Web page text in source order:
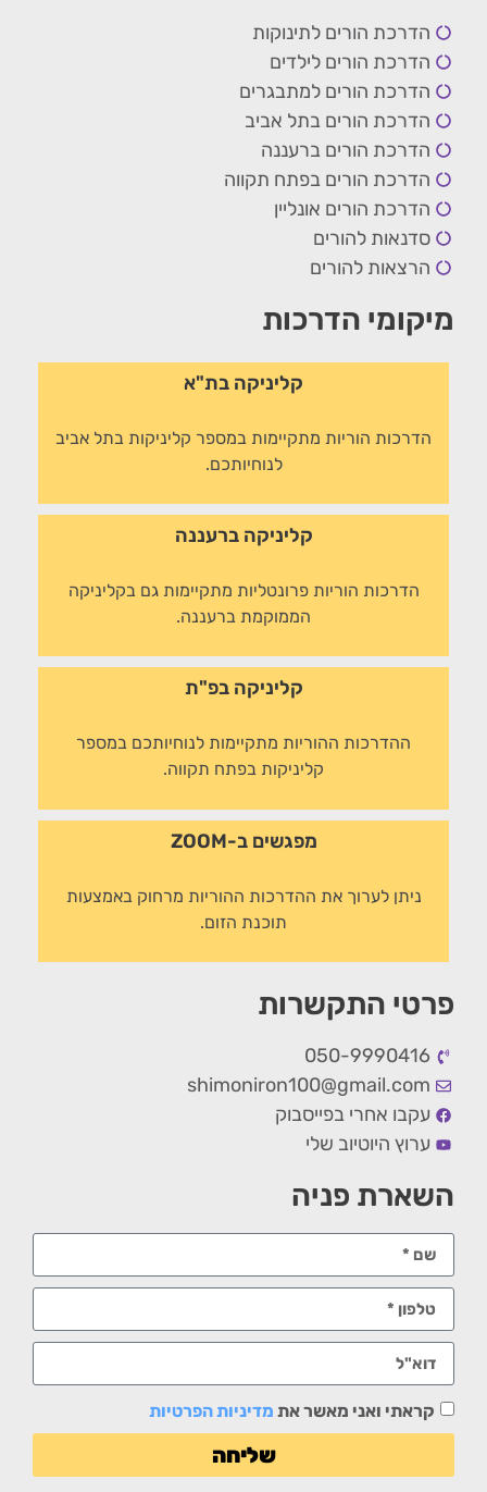
הדרכת הורים לתינוקות
הדרכת הורים לילדים
הדרכת הורים למתבגרים
הדרכת הורים בתל אביב
הדרכת הורים ברעננה
הדרכת הורים בפתח תקווה
הדרכת הורים אונליין
סדנאות להורים
הרצאות להורים
מיקומי הדרכות
קליניקה בת"א
הדרכות הוריות מתקיימות במספר קליניקות בתל אביב
לנוחיותכם.
קליניקה ברעננה
הדרכות הוריות פרונטליות מתקיימות גם בקליניקה
הממוקמת ברעננה.
קליניקה בפ"ת
ההדרכות ההוריות מתקיימות לנוחיותכם במספר
קליניקות בפתח תקווה.
מפגשים ב-ZOOM
ניתן לערוך את ההדרכות ההוריות מרחוק באמצעות
תוכנת הזום.
פרטי התקשרות
050-9990416
shimoniron100@gmail.com
עקבו אחרי בפייסבוק
ערוץ היוטיוב שלי
השארת פניה
קראתי ואני מאשר את מדיניות הפרטיות
שליחה